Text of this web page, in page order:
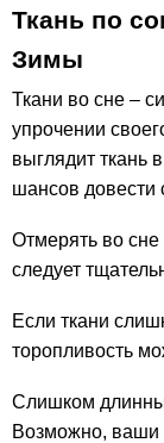
Ткань по
Зимы
Ткани во сне –
упрочении
выглядит ткань
шансов довести
Отмерять во сне
следует
Если ткани
торопливость
Слишком
Возможно, ваши